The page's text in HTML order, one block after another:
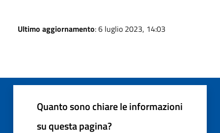
Ultimo aggiornamento: 6 luglio 2023, 14:03
Quanto sono chiare le informazioni
su questa pagina?